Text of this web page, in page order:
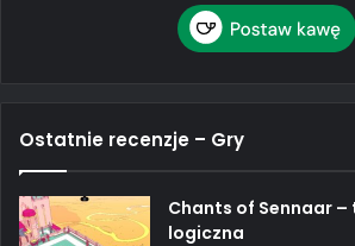
Ostatnie recenzje – Gry
Chants of Sennaar
logiczna